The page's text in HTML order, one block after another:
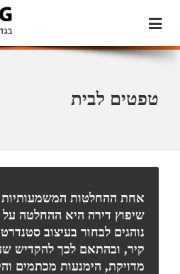
טפטים לבית
אחת ההחלטות המשמעותיות
שיפוץ דירה היא ההחלטה על
נוהגים לבחור בעיצוב
קיר, ובהתאם לכך להקדיש
מדויקת, הימנעות מכתמים